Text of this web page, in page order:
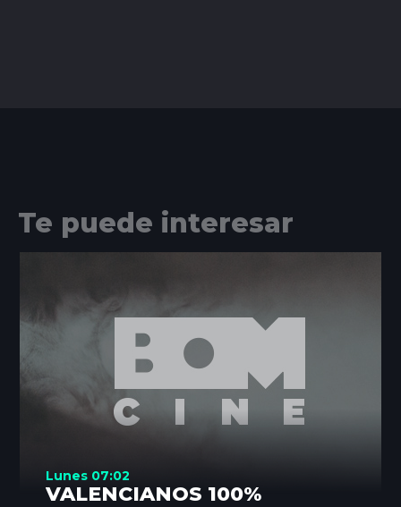
Te puede interesar
Lunes 07:02
VALENCIANOS 100%